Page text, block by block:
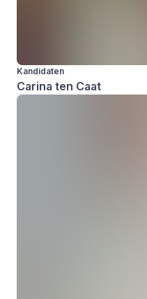
Kandidaten
Carina ten Caat